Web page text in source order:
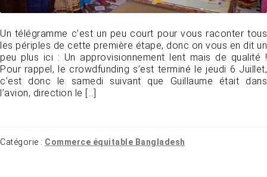
Un télégramme c’est un peu court pour vous raconter tous
les périples de cette première étape, donc on vous en dit un
peu plus ici : Un approvisionnement lent mais de qualité !
Pour rappel, le crowdfunding s’est terminé le jeudi 6 Juillet,
c’est donc le samedi suivant que Guillaume était dans
l’avion, direction le […]
Catégorie : Commerce équitable Bangladesh